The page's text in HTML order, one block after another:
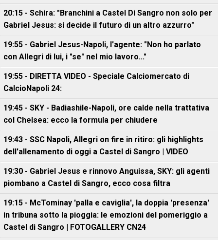
20:15 - Schira: "Branchini a Castel Di Sangro non solo per
Gabriel Jesus: si decide il futuro di un altro azzurro"
19:55 - Gabriel Jesus-Napoli, l'agente: "Non ho parlato
con Allegri di lui, i "se" nel mio lavoro..."
19:55 - DIRETTA VIDEO - Speciale Calciomercato di
CalcioNapoli 24:
19:45 - SKY - Badiashile-Napoli, ore calde nella trattativa
col Chelsea: ecco la formula per chiudere
19:43 - SSC Napoli, Allegri on fire in ritiro: gli highlights
dell'allenamento di oggi a Castel di Sangro | VIDEO
19:30 - Gabriel Jesus e rinnovo Anguissa, SKY: gli agenti
piombano a Castel di Sangro, ecco cosa filtra
19:15 - McTominay 'palla e caviglia', la doppia 'presenza'
in tribuna sotto la pioggia: le emozioni del pomeriggio a
Castel di Sangro | FOTOGALLERY CN24